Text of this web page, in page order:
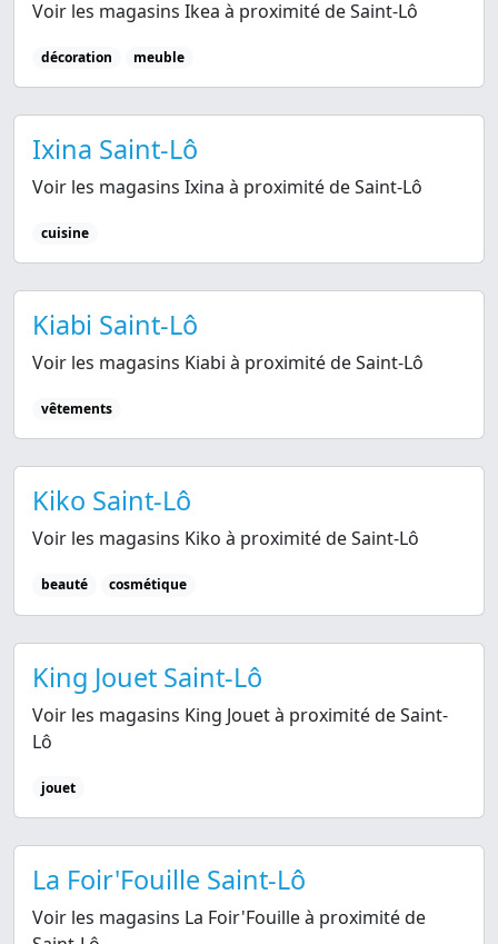
Voir les magasins Ikea à proximité de Saint-Lô
décoration meuble
Ixina Saint-Lô
Voir les magasins Ixina à proximité de Saint-Lô
cuisine
Kiabi Saint-Lô
Voir les magasins Kiabi à proximité de Saint-Lô
vêtements
Kiko Saint-Lô
Voir les magasins Kiko à proximité de Saint-Lô
beauté cosmétique
King Jouet Saint-Lô
Voir les magasins King Jouet à proximité de Saint-
Lô
jouet
La Foir'Fouille Saint-Lô
Voir les magasins La Foir'Fouille à proximité de